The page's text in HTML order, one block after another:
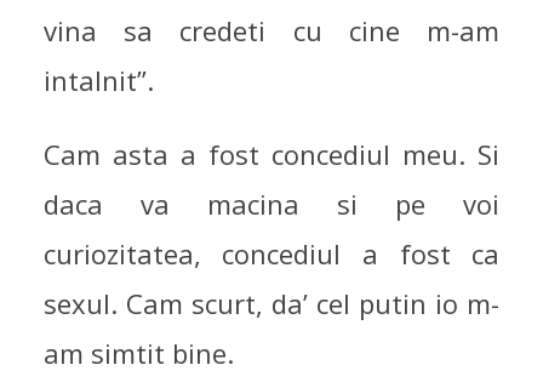
vina sa credeti cu cine m-am
intalnit”.
Cam asta a fost concediul meu. Si
daca va macina si pe voi
curiozitatea, concediul a fost ca
sexul. Cam scurt, da’ cel putin io m-
am simtit bine.